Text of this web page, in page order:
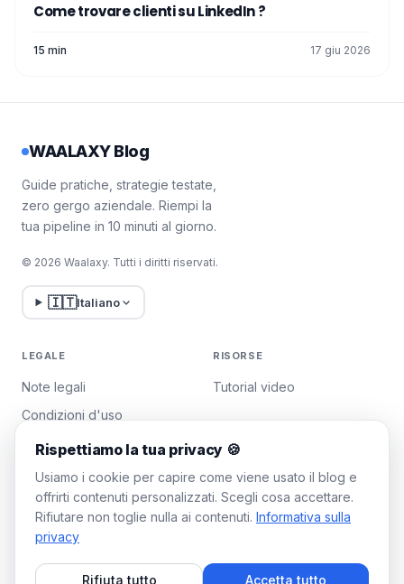
Come trovare clienti su LinkedIn ?
15 min 17 giu 2026
WAALAXY Blog
Guide pratiche, strategie testate,
zero gergo aziendale. Riempi la
tua pipeline in 10 minuti al giorno.
© 2026 Waalaxy. Tutti i diritti riservati.
🇮🇹Italiano
LEGALE
Note legali
Condizioni d'uso
Politica sulla privacy
Gestisci i cookie
RISORSE
Tutorial video
WAALAXY
Rispettiamo la tua privacy 🍪
Usiamo i cookie per capire come viene usato il blog e
offrirti contenuti personalizzati. Scegli cosa accettare.
Rifiutare non toglie nulla ai contenuti. Informativa sulla
privacy
Rifiuta tutto Accetta tutto